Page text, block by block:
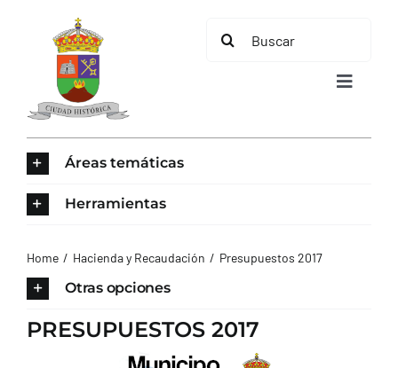
contenido
Buscar:
Toggle
Áreas temáticas
Herramientas
Home Hacienda y Recaudación Presupuestos 2017
Otras opciones
PRESUPUESTOS 2017